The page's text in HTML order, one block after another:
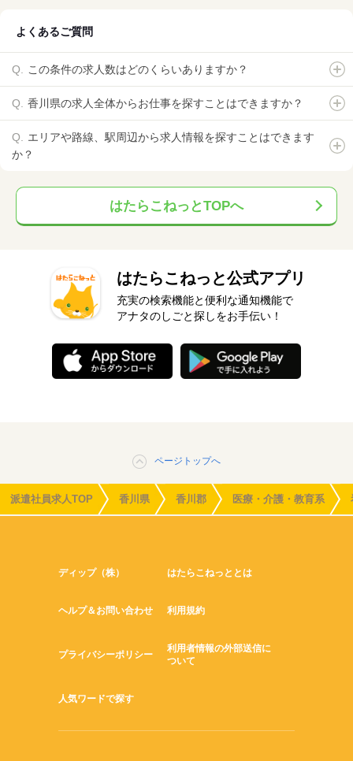
よくあるご質問
この条件の求人数はどのくらいありますか？
香川県の求人全体からお仕事を探すことはできますか？
エリアや路線、駅周辺から求人情報を探すことはできます
か？
はたらこねっとTOPへ
はたらこねっと公式アプリ
充実の検索機能と便利な通知機能で
アナタのしごと探しをお手伝い！
ページトップへ
派遣社員求人TOP 香川県 香川郡 医療・介護・教育系
ディップ（株） はたらこねっととは
ヘルプ＆お問い合わせ 利用規約
プライバシーポリシー
利用者情報の外部送信に
ついて
人気ワードで探す